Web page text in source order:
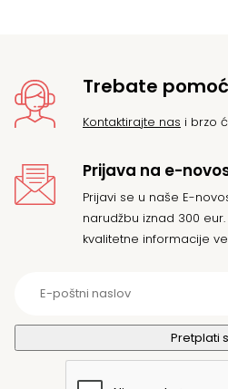
Trebate
Kontaktirajte nas i brzo
Prijava na e-
Prijavi se u naše E-
narudžbu iznad 300
kvalitetne informacije